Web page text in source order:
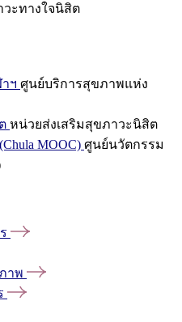
ะทางใจนิสิต
ฯ ศูนย์บริการสุขภาพแห่ง
หน่วยส่งเสริมสุขภาวะนิสิต
MOOC) ศูนย์นวัตกรรม
าพ